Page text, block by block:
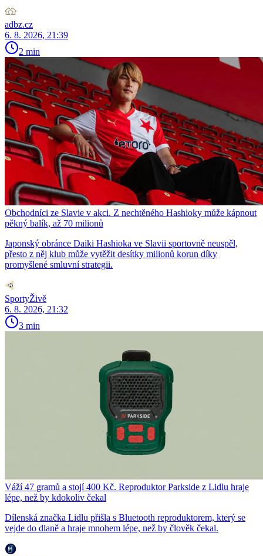
adbz.cz
6. 8. 2026, 21:39
2 min
Obchodníci ze Slavie v akci. Z nechtěného Hashioky může kápnout
pěkný balík, až 70 milionů
Japonský obránce Daiki Hashioka ve Slavii sportovně neuspěl,
přesto z něj klub může vytěžit desítky milionů korun díky
promyšlené smluvní strategii.
SportyŽivě
6. 8. 2026, 21:32
3 min
Váží 47 gramů a stojí 400 Kč. Reproduktor Parkside z Lidlu hraje
lépe, než by kdokoliv čekal
Dílenská značka Lidlu přišla s Bluetooth reproduktorem, který se
vejde do dlaně a hraje mnohem lépe, než by člověk čekal.